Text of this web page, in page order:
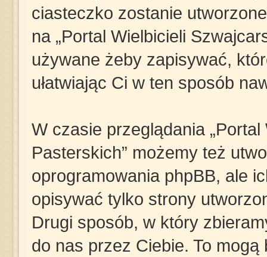
ciasteczko zostanie
na „Portal Wielbicieli
używane żeby zapisywać,
ułatwiając Ci w ten sposób
W czasie przeglądania
Pasterskich” możemy też
oprogramowania phpBB, ale
opisywać tylko strony
Drugi sposób, w który
do nas przez Ciebie. To